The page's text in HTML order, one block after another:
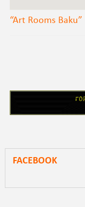
“Art Rooms Baku”
FACEBOOK